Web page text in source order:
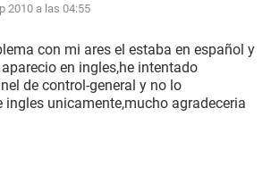
2010 a las 04:55
con mi ares el estaba en español y
en ingles,he intentado
de control-general y no lo
ingles unicamente,mucho agradeceria